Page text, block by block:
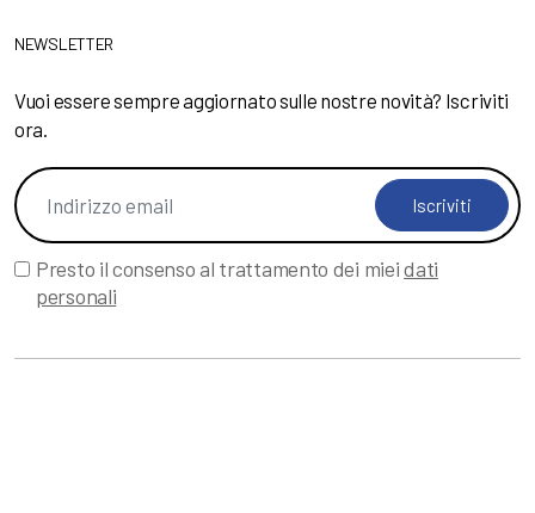
NEWSLETTER
Vuoi essere sempre aggiornato sulle nostre novità? Iscriviti
ora.
Iscriviti
Presto il consenso al trattamento dei mieidati
personali